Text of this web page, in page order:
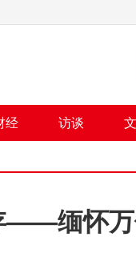
经 访谈
——缅怀